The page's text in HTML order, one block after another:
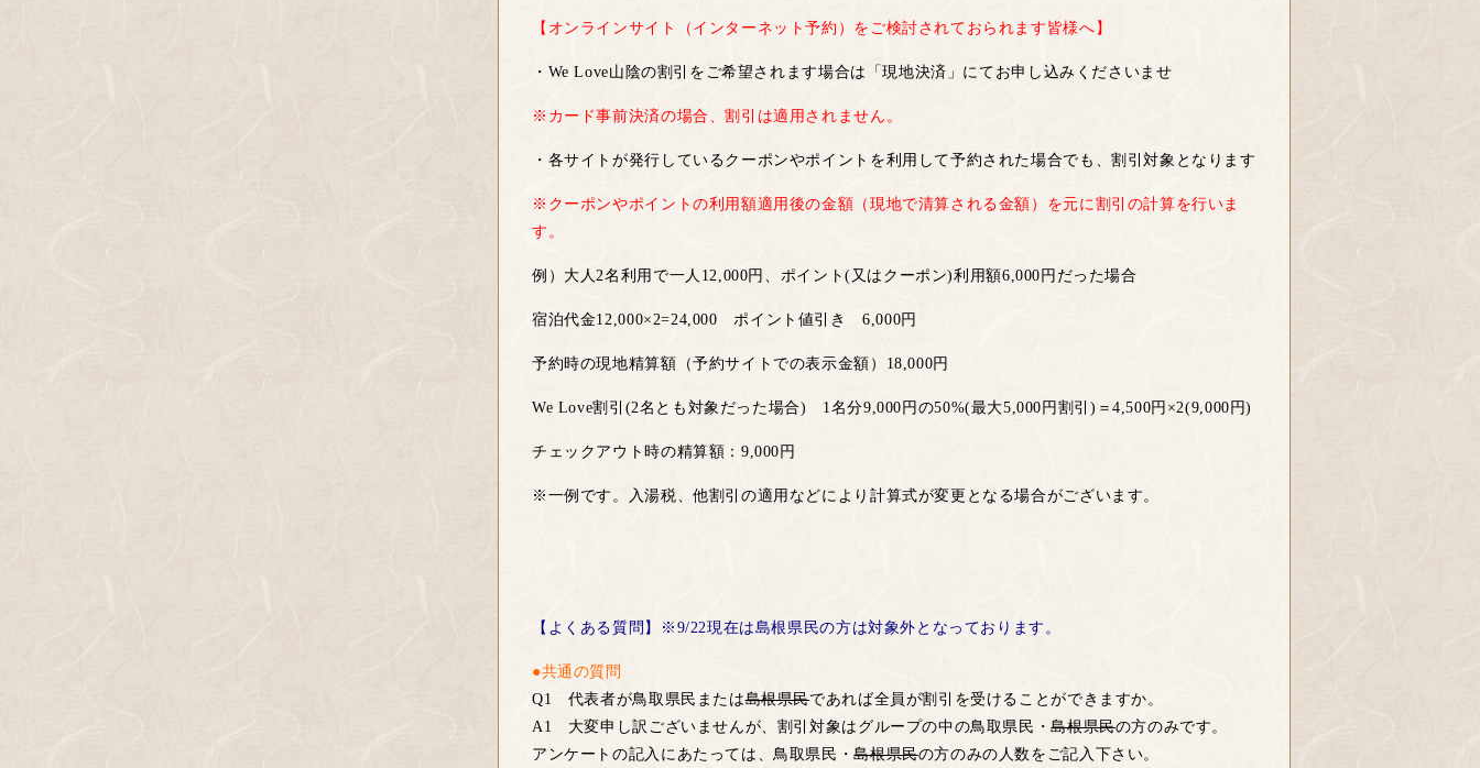
【オンラインサイト（インターネット予約）をご検討されておられます皆様へ】
・We Love山陰の割引をご希望されます場合は「現地決済」にてお申し込みくださいませ
※カード事前決済の場合、割引は適用されません。
・各サイトが発行しているクーポンやポイントを利用して予約された場合でも、割引対象となります
※クーポンやポイントの利用額適用後の金額（現地で清算される金額）を元に割引の計算を行いま
す。
例）大人2名利用で一人12,000円、ポイント(又はクーポン)利用額6,000円だった場合
宿泊代金12,000×2=24,000 ポイント値引き 6,000円
予約時の現地精算額（予約サイトでの表示金額）18,000円
We Love割引(2名とも対象だった場合) 1名分9,000円の50%(最大5,000円割引)＝4,500円×2(9,000円)
チェックアウト時の精算額：9,000円
※一例です。入湯税、他割引の適用などにより計算式が変更となる場合がございます。
【よくある質問】※9/22現在は島根県民の方は対象外となっております。
●共通の質問
Q1 代表者が鳥取県民または島根県民であれば全員が割引を受けることができますか。
A1 大変申し訳ございませんが、割引対象はグループの中の鳥取県民・島根県民の方のみです。
アンケートの記入にあたっては、鳥取県民・島根県民の方のみの人数をご記入下さい。